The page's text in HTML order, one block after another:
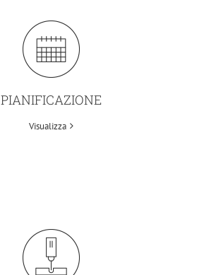
PIANIFICAZIONE
Visualizza